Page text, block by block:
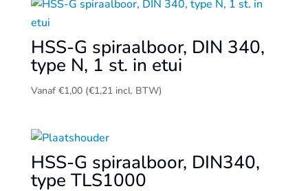
HSS-G spiraalboor, DIN 340,
type N, 1 st. in etui
Vanaf €1,00 (€1,21incl. BTW)
HSS-G spiraalboor, DIN340,
type TLS1000